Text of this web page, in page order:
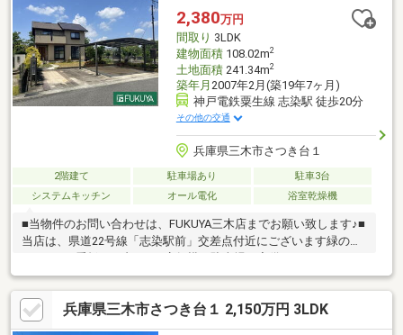
しながらお子様の様子や、ご家族様と会話も弾みます。・家事同
線の便利な設計で、食洗機付きですので家事の時短にもなりま
す。・敷地内にはお車はもちろん、自転車、バイクも駐車可能で
す。
2,380万円
間取り 3LDK
建物面積108.02m2
土地面積241.34m2
築年月 2007年2月(築19年7ヶ月)
神戸電鉄粟生線 志染駅 徒歩20分
その他の交通
兵庫県三木市さつき台１
2階建て 駐車場あり
駐車3台
システムキッチン
オール電化 浴室乾燥機
■当物件のお問い合わせは、FUKUYA三木店までお願い致します♪■
当店は、県道22号線「志染駅前」交差点付近にございます緑の
で、ご利用くださいませ♪スタッフ一同全力でサポートさせて頂き
ます！お電話、メールご来店随時受付中です。お気軽にご来店お
待ちしております♪■セキスイツーユーホーム施工■平成１９年２
月築■３ＬＤＫから４ＬＤＫに増設可能です■オール電化■駐車３
兵庫県三木市さつき台１ 2,150万円 3LDK